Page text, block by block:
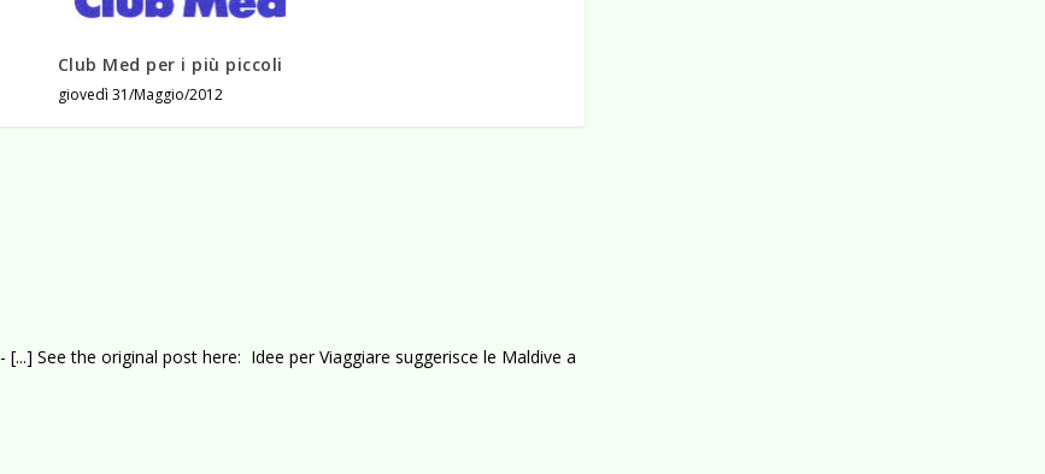
Club Med per i più piccoli
giovedì 31/Maggio/2012
- [...] See the original post here: Idee per Viaggiare suggerisce le Maldive a